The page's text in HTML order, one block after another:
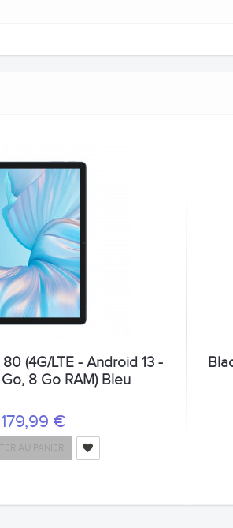
(4G/LTE - Android 13 -
Go, 8 Go RAM) Bleu
179,99 €
AU PANIER